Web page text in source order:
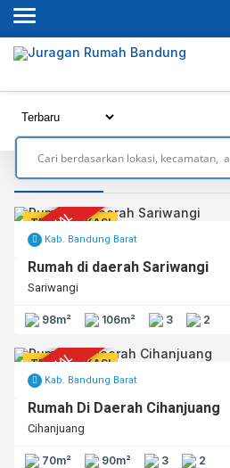
Lokasi : Kab. Bandung Barat
TERJUAL
TERVERIFIKASI
Kab. Bandung Barat
Rumah di daerah Sariwangi
Sariwangi
98m² 106m² 3 2
TERJUAL
TERVERIFIKASI
Kab. Bandung Barat
Rumah Di Daerah Cihanjuang
Cihanjuang
70m² 90m² 3 2